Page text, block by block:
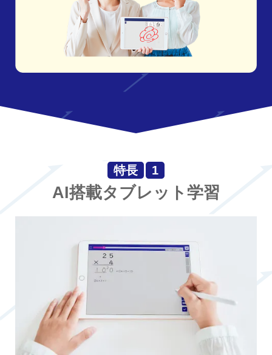
特長 1
AI搭載タブレット学習